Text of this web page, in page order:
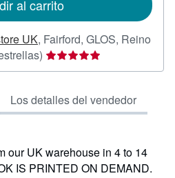
al carrito
UK, Fairford, GLOS, Reino
Calificación
del
5
de
estrellas
Los detalles del vendedor
our UK warehouse in 4 to 14
IS PRINTED ON DEMAND.